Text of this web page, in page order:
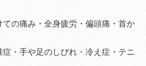
の痛み・全身疲労・偏頭痛・首か
・手や足のしびれ・冷え症・テニ